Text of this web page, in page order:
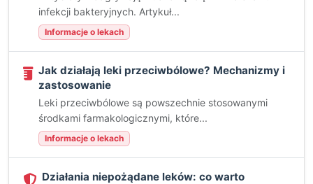
infekcji bakteryjnych. Artykuł...
Informacje o lekach
Jak działają leki przeciwbólowe? Mechanizmy i
zastosowanie
Leki przeciwbólowe są powszechnie stosowanymi
środkami farmakologicznymi, które...
Informacje o lekach
Działania niepożądane leków: co warto